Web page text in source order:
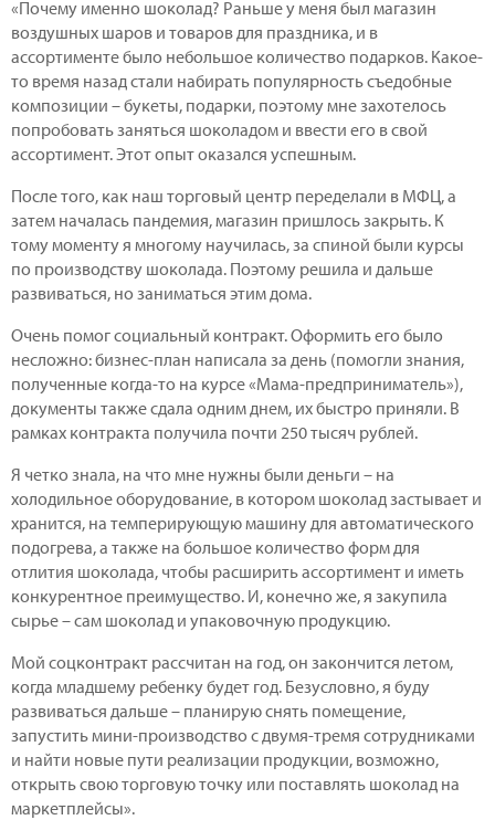
«Почему именно шоколад? Раньше у меня был магазин
воздушных шаров и товаров для праздника, и в
ассортименте было небольшое количество подарков. Какое-
то время назад стали набирать популярность съедобные
композиции – букеты, подарки, поэтому мне захотелось
попробовать заняться шоколадом и ввести его в свой
ассортимент. Этот опыт оказался успешным.
После того, как наш торговый центр переделали в МФЦ, а
затем началась пандемия, магазин пришлось закрыть. К
тому моменту я многому научилась, за спиной были курсы
по производству шоколада. Поэтому решила и дальше
развиваться, но заниматься этим дома.
Очень помог социальный контракт. Оформить его было
несложно: бизнес-план написала за день (помогли знания,
полученные когда-то на курсе «Мама-предприниматель»),
документы также сдала одним днем, их быстро приняли. В
рамках контракта получила почти 250 тысяч рублей.
Я четко знала, на что мне нужны были деньги – на
холодильное оборудование, в котором шоколад застывает и
хранится, на темперирующую машину для автоматического
подогрева, а также на большое количество форм для
отлития шоколада, чтобы расширить ассортимент и иметь
конкурентное преимущество. И, конечно же, я закупила
сырье – сам шоколад и упаковочную продукцию.
Мой соцконтракт рассчитан на год, он закончится летом,
когда младшему ребенку будет год. Безусловно, я буду
развиваться дальше – планирую снять помещение,
запустить мини-производство с двумя-тремя сотрудниками
и найти новые пути реализации продукции, возможно,
открыть свою торговую точку или поставлять шоколад на
маркетплейсы».